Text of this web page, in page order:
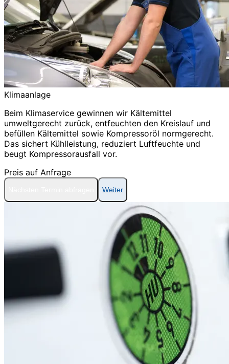
Klimaanlage
Beim Klimaservice gewinnen wir Kältemittel
umweltgerecht zurück, entfeuchten den Kreislauf und
befüllen Kältemittel sowie Kompressoröl normgerecht.
Das sichert Kühlleistung, reduziert Luftfeuchte und
beugt Kompressorausfall vor.
Preis auf Anfrage
Weiter